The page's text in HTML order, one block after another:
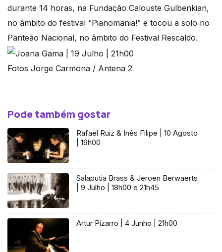
durante 14 horas, na Fundação Calouste Gulbenkian,
no âmbito do festival “Pianomania!” e tocou a solo no
Panteão Nacional, no âmbito do Festival Rescaldo.
Fotos Jorge Carmona / Antena 2
Pode também gostar
Rafael Ruiz & Inês Filipe | 10 Agosto
| 19h00
Salaputia Brass & Jeroen Berwaerts
| 9 Julho | 18h00 e 21h45
Artur Pizarro | 4 Junho | 21h00